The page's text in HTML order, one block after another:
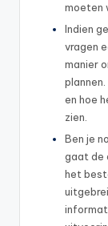
moeten
Indien
vragen
manier
en hoe
zien.
Ben je
gaat de
het